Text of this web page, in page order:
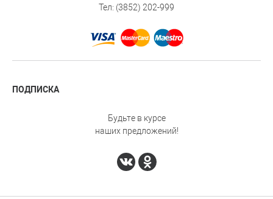
Тел: (3852) 202-999
ПОДПИСКА
Будьте в курсе
наших предложений!